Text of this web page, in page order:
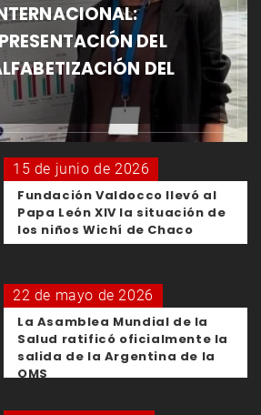
DEL
DEL
15 de junio de 2026
Fundación Valdocco llevó al
Papa León XIV la situación de
los niños Wichí de Chaco
22 de mayo de 2026
La Asamblea Mundial de la
Salud ratificó oficialmente la
salida de la Argentina de la
OMS